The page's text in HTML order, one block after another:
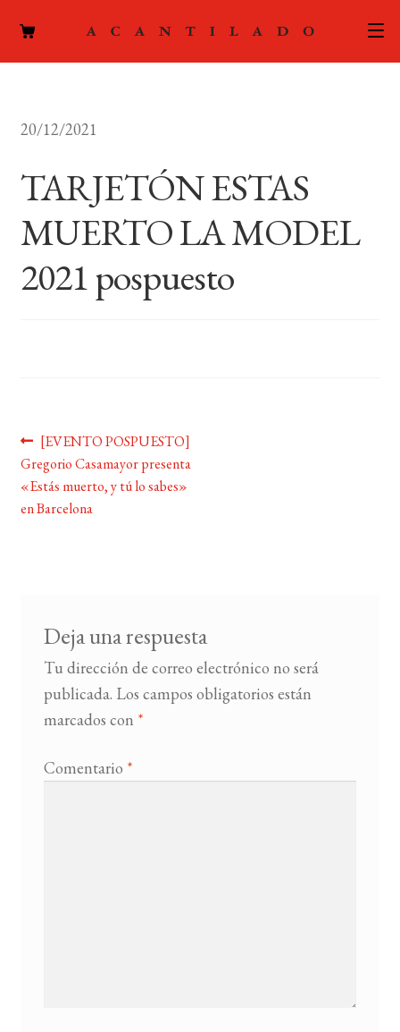
ACTUALIDAD
PODCAST
20/12/2021
TARJETÓN ESTAS
MUERTO LA MODEL
2021 pospuesto
Navegación
de
entradas
Anterior:
[EVENTO POSPUESTO]
Gregorio Casamayor presenta
«Estás muerto, y tú lo sabes»
en Barcelona
Deja una respuesta
Tu dirección de correo electrónico no será
publicada. Los campos obligatorios están
marcados con *
Comentario *